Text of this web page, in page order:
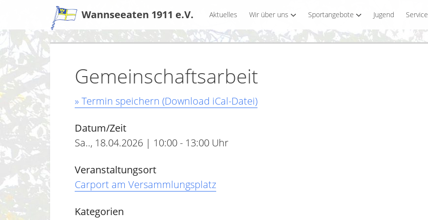
Wannseeaten 1911 e.V. Aktuelles Wir über uns Sportangebote Jugend Service
Gemeinschaftsarbeit
» Termin speichern (Download iCal-Datei)
Datum/Zeit
Sa.., 18.04.2026 | 10:00 - 13:00 Uhr
Veranstaltungsort
Carport am Versammlungsplatz
Kategorien